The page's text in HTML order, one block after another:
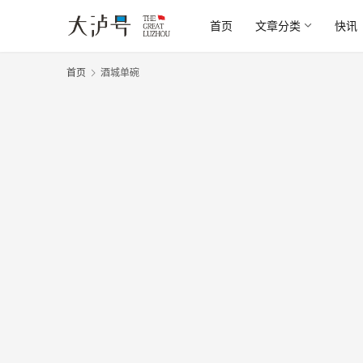
首页 文章分类 快讯
首页 酒城单碗